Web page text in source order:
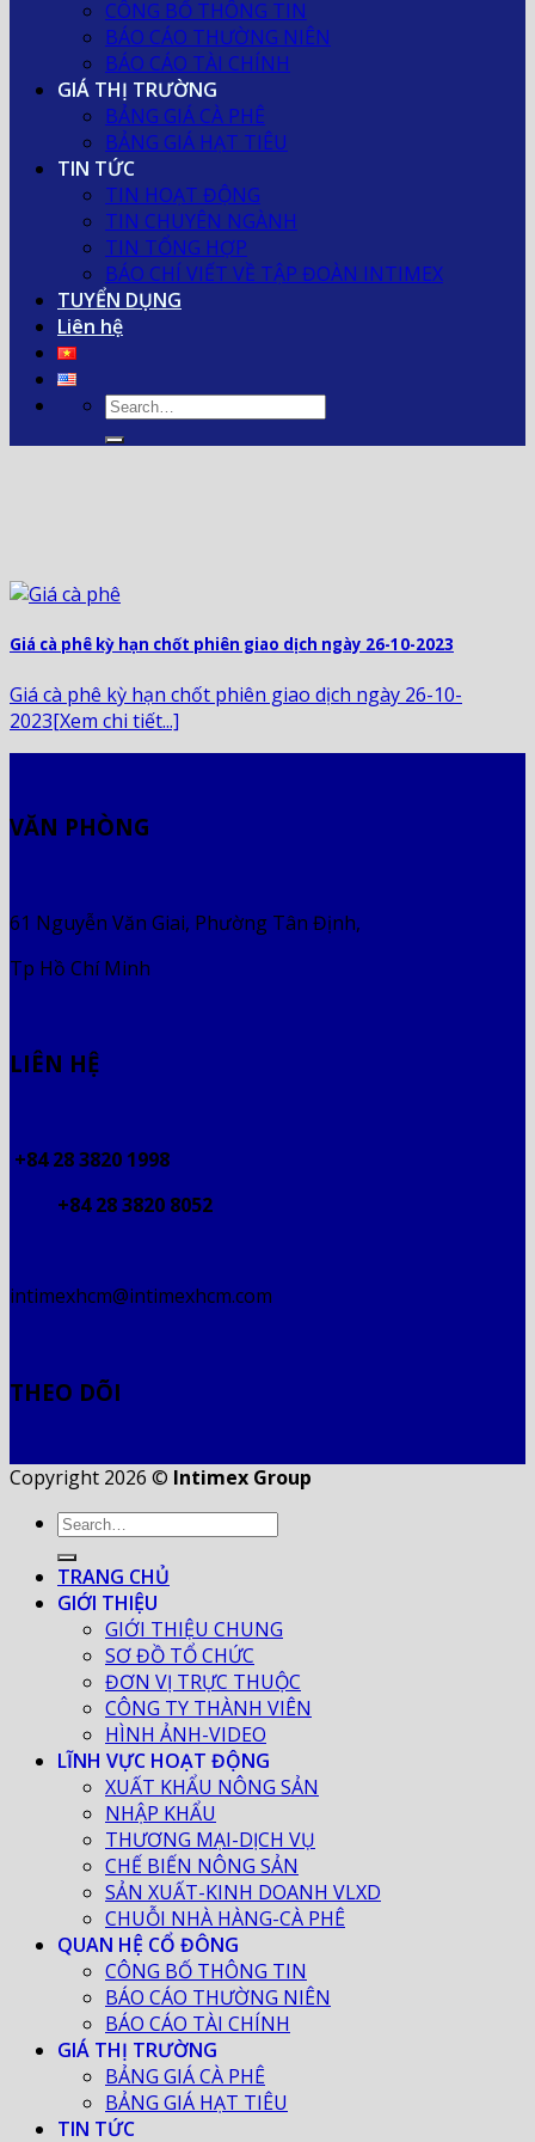
CÔNG BỐ THÔNG TIN
BÁO CÁO THƯỜNG NIÊN
BÁO CÁO TÀI CHÍNH
GIÁ THỊ TRƯỜNG
BẢNG GIÁ CÀ PHÊ
BẢNG GIÁ HẠT TIÊU
TIN TỨC
TIN HOẠT ĐỘNG
TIN CHUYÊN NGÀNH
TIN TỔNG HỢP
BÁO CHÍ VIẾT VỀ TẬP ĐOÀN INTIMEX
TUYỂN DỤNG
Liên hệ
Giá cà phê kỳ hạn chốt phiên giao dịch ngày 26-10-2023
Giá cà phê kỳ hạn chốt phiên giao dịch ngày 26-10-
2023[Xem chi tiết...]
VĂN PHÒNG
61 Nguyễn Văn Giai, Phường Tân Định,
Tp Hồ Chí Minh
LIÊN HỆ
+84 28 3820 1998
+84 28 3820 8052
intimexhcm@intimexhcm.com
THEO DÕI
Copyright 2026 © Intimex Group
TRANG CHỦ
GIỚI THIỆU
GIỚI THIỆU CHUNG
SƠ ĐỒ TỔ CHỨC
ĐƠN VỊ TRỰC THUỘC
CÔNG TY THÀNH VIÊN
HÌNH ẢNH-VIDEO
LĨNH VỰC HOẠT ĐỘNG
XUẤT KHẨU NÔNG SẢN
NHẬP KHẨU
THƯƠNG MẠI-DỊCH VỤ
CHẾ BIẾN NÔNG SẢN
SẢN XUẤT-KINH DOANH VLXD
CHUỖI NHÀ HÀNG-CÀ PHÊ
QUAN HỆ CỔ ĐÔNG
CÔNG BỐ THÔNG TIN
BÁO CÁO THƯỜNG NIÊN
BÁO CÁO TÀI CHÍNH
GIÁ THỊ TRƯỜNG
BẢNG GIÁ CÀ PHÊ
BẢNG GIÁ HẠT TIÊU
TIN TỨC